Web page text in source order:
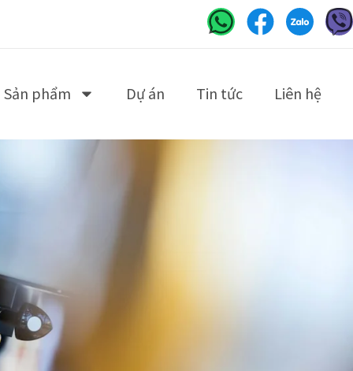
Sản phẩm Dự án Tin tức Liên hệ